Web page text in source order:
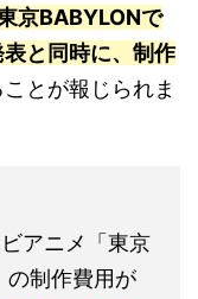
京BABYLONで
と同時に、制作
とが報じられま
アニメ「東京
の制作費用が